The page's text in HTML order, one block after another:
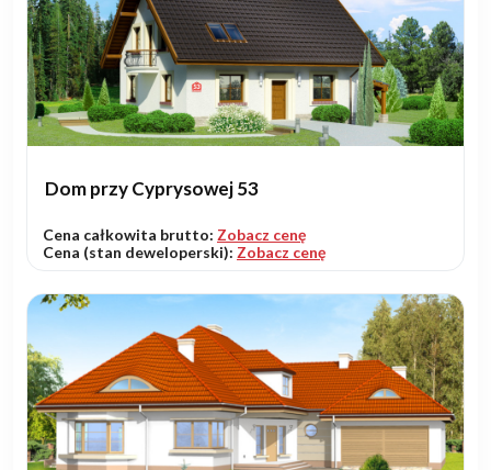
Dom przy Cyprysowej 53
Cena całkowita brutto: Zobacz cenę
Cena (stan deweloperski): Zobacz cenę